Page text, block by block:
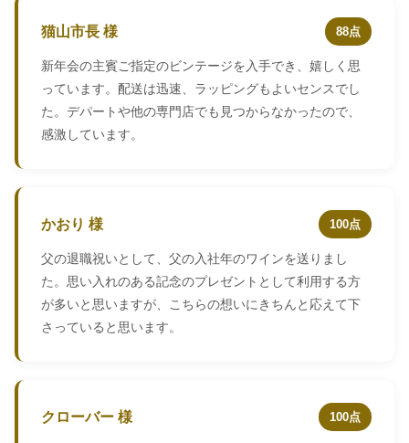
猫山市長 様 88点
新年会の主賓ご指定のビンテージを入手でき、嬉しく思
っています。配送は迅速、ラッピングもよいセンスでし
た。デパートや他の専門店でも見つからなかったので、
感激しています。
かおり 様 100点
父の退職祝いとして、父の入社年のワインを送りまし
た。思い入れのある記念のプレゼントとして利用する方
が多いと思いますが、こちらの想いにきちんと応えて下
さっていると思います。
クローバー 様 100点